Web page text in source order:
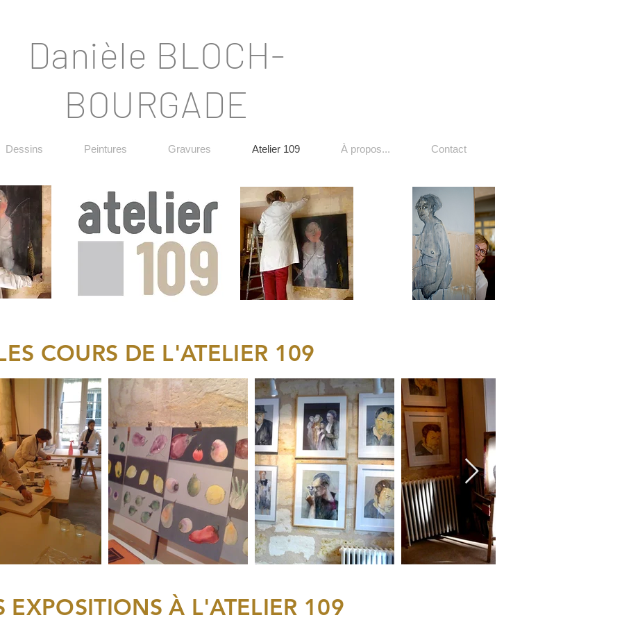
Danièle BLOCH-
BOURGADE
Dessins Peintures Gravures Atelier 109 À propos... Contact
COURS DE L'ATELIER 109
EXPOSITIONS À L'ATELIER 109